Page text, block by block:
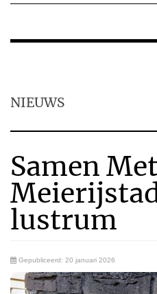
NIEUWS
Samen
lustrum
Gepubliceerd: 20 januari 2026